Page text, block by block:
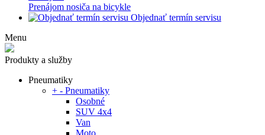
Prenájom nosiča na bicykle
Objednať termín servisu
Menu
Produkty a služby
Pneumatiky
+ - Pneumatiky
Osobné
SUV 4x4
Van